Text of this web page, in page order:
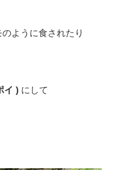
ように食されたり
イ )にして